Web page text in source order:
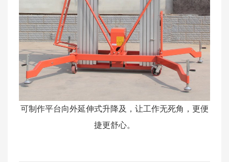
可制作平台向外延伸式升降及，让工作无死角，更便
捷更舒心。